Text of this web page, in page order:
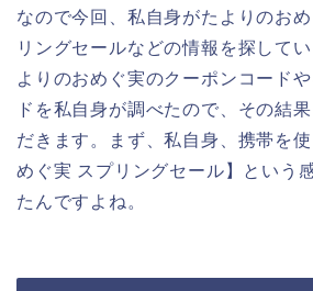
なので今回、私自身がたよりのお
リングセールなどの情報を探して
よりのおめぐ実のクーポンコード
ドを私自身が調べたので、その結
だきます。まず、私自身、携帯を
めぐ実 スプリングセール】という
たんですよね。